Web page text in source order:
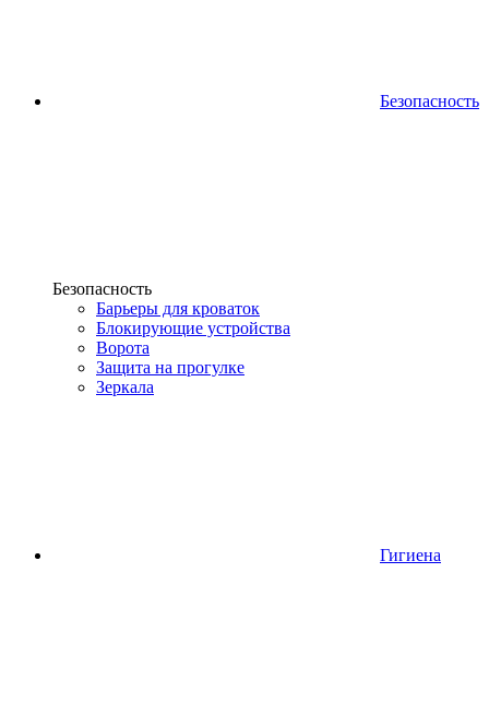
Безопасность
Безопасность
Барьеры для кроваток
Блокирующие устройства
Ворота
Защита на прогулке
Зеркала
Гигиена